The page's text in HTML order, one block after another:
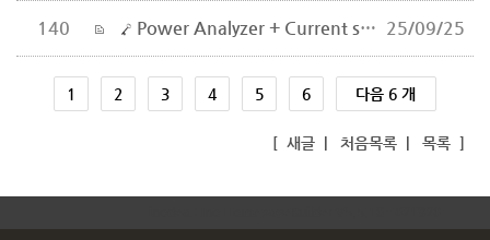
140 Power Analyzer + Current sensor LMG671 견적 문의 드립니다. 25/09/25
1 2 3 4 5 6 다음 6 개
[ 새글| 처음목록| 목록]